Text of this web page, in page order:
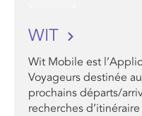
WIT
Wit Mobile est
Voyageurs destinée
prochains départs/
recherches